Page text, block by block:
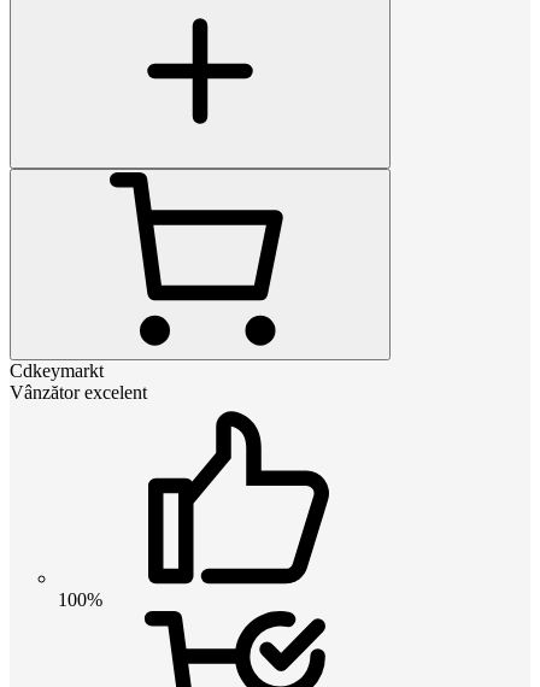
Cdkeymarkt
Vânzător excelent
100%